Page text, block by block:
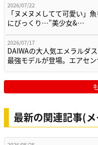
2026/07/22
「ヌメヌメしてて可愛い」
にびっくり…”美少女&…
2026/07/17
DAIWAの大人気エメラルダ
最強モデルが登場。エアセ
最新の関連記事(